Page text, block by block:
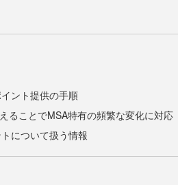
ント提供の手順
ることでMSA特有の頻繁な変化に対応
について扱う情報